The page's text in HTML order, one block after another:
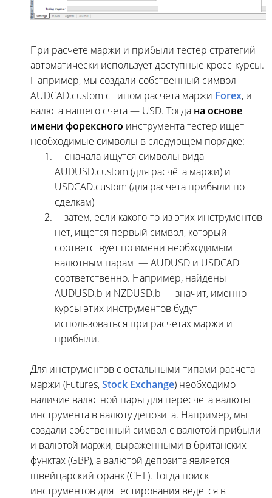
При расчете маржи и прибыли тестер стратегий
автоматически использует доступные кросс-курсы.
Например, мы создали собственный символ
AUDCAD.custom с типом расчета маржи Forex, и
валюта нашего счета — USD. Тогда на основе
имени форексного инструмента тестер ищет
необходимые символы в следующем порядке:
сначала ищутся символы вида
AUDUSD.custom (для расчёта маржи) и
USDCAD.custom (для расчёта прибыли по
сделкам)
затем, если какого-то из этих инструментов
нет, ищется первый символ, который
соответствует по имени необходимым
валютным парам — AUDUSD и USDCAD
соответственно. Например, найдены
AUDUSD.b и NZDUSD.b — значит, именно
курсы этих инструментов будут
использоваться при расчетах маржи и
прибыли.
Для инструментов с остальными типами расчета
маржи (Futures,Stock Exchange) необходимо
наличие валютной пары для пересчета валюты
инструмента в валюту депозита. Например, мы
создали собственный символ с валютой прибыли
и валютой маржи, выраженными в британских
функтах (GBP), а валютой депозита является
швейцарский франк (CHF). Тогда поиск
инструментов для тестирования ведется в